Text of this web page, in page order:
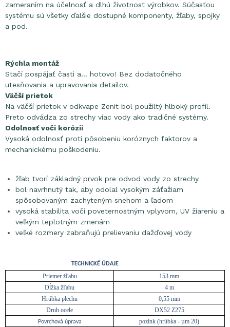
zameraním na účelnosť a dlhú životnosť výrobkov. Súčasťou
systému sú všetky ďalšie dostupné komponenty, žľaby, spojky
a pod.
Rýchla montáž
Stačí pospájať časti a... hotovo! Bez dodatočného
utesňovania a upravovania detailov.
Väčší prietok
Na väčší prietok v odkvape Zenit bol použiltý hlboký profil.
Preto odvádza zo strechy viac vody ako tradičné systémy.
Odolnosť voči korózii
Vysoká odolnosť proti pôsobeniu koróznych faktorov a
mechanickému poškodeniu.
žľab tvorí základný prvok pre odvod vody zo strechy
bol navrhnutý tak, aby odolal vysokým záťažiam
spôsobovaným zachyteným snehom a ľadom
vysoká stabilita voči poveternostným vplyvom, UV žiareniu a
veľkým teplotným zmenám
veľké rozmery zabraňujú prelievaniu dažďovej vody
TECHNICKÉ ÚDAJE
Priemer žľabu
153 mm
Dĺžka žľabu
4 m
Hrúbka plechu
0,55 mm
Druh ocele
DX52 Z275
Povrchová úprava
pozink (hrúbka - µm 20)